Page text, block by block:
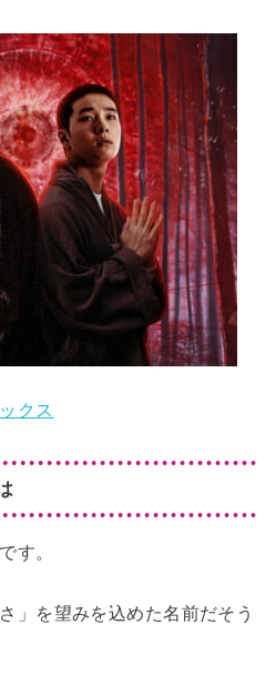
クス
す。
」を望みを込めた名前だそう